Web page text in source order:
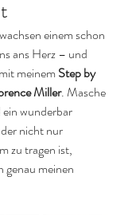
einem schon
ans Herz – und
meinem Step by
Miller. Masche
wunderbar
nicht nur
zu tragen ist,
genau meinen